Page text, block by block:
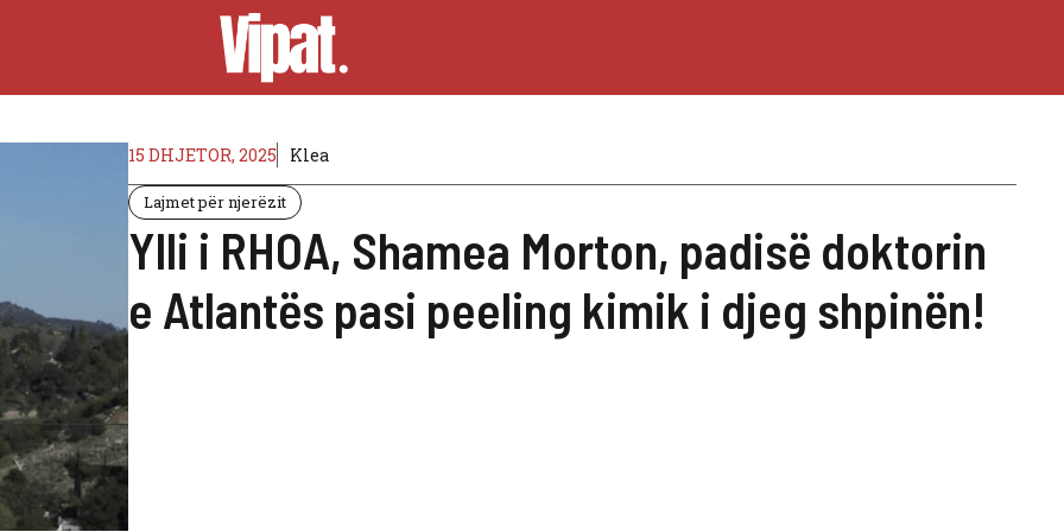
15 DHJETOR, 2025 Klea
Lajmet për njerëzit
Ylli i RHOA, Shamea Morton, padisë doktorin
e Atlantës pasi peeling kimik i djeg shpinën!